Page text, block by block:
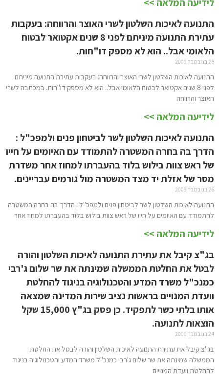
התנועה לאיכות השלטון לשרי האוצר והרווחה: בעקבות
עתירת התנועה מיניתם לפני 8 שנים אקטואר לבטוח
הלאומי אבל.. הוא לא מספק דו"חות.
26 בנובמבר 2009
התנועה לאיכות השלטון לשרי האוצר והרווחה: בעקבות עתירת התנועה מיניתם
לפני 8 שנים אקטואר לבטוח הלאומי אבל.. הוא לא מספק דו"חות. במכתבה לשרי
האוצר והרווחה
לידיעה המלאה >>
התנועה לאיכות השלטון לשר לביטחון פנים ולמפכ"ל :
הדרך בה בחרה המשטרה להתמודד עם האיומים על חייו
של ראש צוות בילוש בלוד בהעברתו למחוז אחר משדרת
מסר של אזלת יד מצד המשטרה מול גורמים עבריינים.
26 בנובמבר 2009
התנועה לאיכות השלטון לשר לביטחון פנים ולמפכ"ל : הדרך בה בחרה המשטרה
להתמודד עם האיומים על חייו של ראש צוות בילוש בלוד בהעברתו למחוז אחר
לידיעה המלאה >>
בג"צ קיבל את עתירת התנועה לאיכות השלטון והורה
לבטל את החלטת הממשלה שמינתה את שר שלום ג'רבי
כמנכ"ל משרד המדע והטכנולוגיה בניגוד להחלטת
וועדת המנויים בראשות נציב שירות המדינה שמצאה
אותו בלתי כשר לתפקיד. כן פסק בג"ץ 15,000 שקל
הוצאות לתנועה.
24 בנובמבר 2009
בג"צ קיבל את עתירת התנועה לאיכות השלטון והורה לבטל את החלטת
הממשלה שמינתה את שר שלום ג'רבי כמנכ"ל משרד המדע והטכנולוגיה בניגוד
להחלטת וועדת המנויים